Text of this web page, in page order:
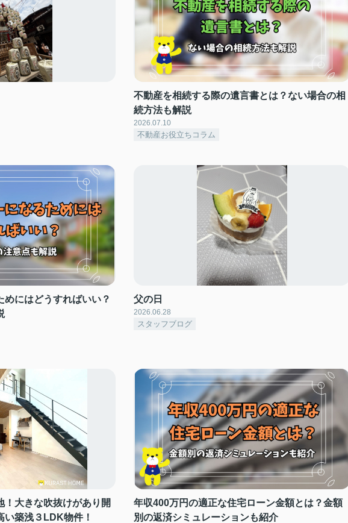
不動産を相続する際の遺言書とは？ない場合の相
続方法も解説
2026.07.10
不動産お役立ちコラム
にはどうすればいい？
父の日
2026.06.28
スタッフブログ
！大きな吹抜けがあり開
い築浅３LDK物件！
年収400万円の適正な住宅ローン金額とは？金額
別の返済シミュレーションも紹介